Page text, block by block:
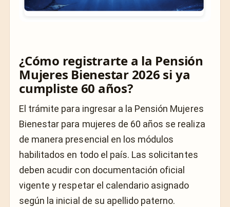
¿Cómo registrarte a la Pensión
Mujeres Bienestar 2026 si ya
cumpliste 60 años?
El trámite para ingresar a la Pensión Mujeres
Bienestar para mujeres de 60 años se realiza
de manera presencial en los módulos
habilitados en todo el país. Las solicitantes
deben acudir con documentación oficial
vigente y respetar el calendario asignado
según la inicial de su apellido paterno.